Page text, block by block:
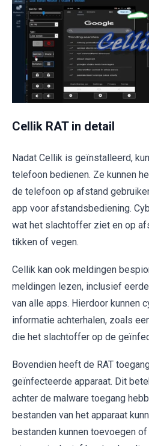
Cellik RAT in detail
Nadat Cellik is geïnstalleerd,
telefoon bedienen. Ze kunnen
de telefoon op afstand
app voor afstandsbediening.
wat het slachtoffer ziet en op
tikken of vegen.
Cellik kan ook meldingen
meldingen lezen, inclusief
van alle apps. Hierdoor kunnen
informatie achterhalen, zoals
die het slachtoffer op de
Bovendien heeft de RAT
geïnfecteerde apparaat. Dit
achter de malware toegang
bestanden van het apparaat
bestanden kunnen toevoegen